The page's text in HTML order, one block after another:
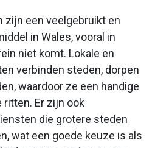
zijn een veelgebruikt en
in Wales, vooral in
niet komt. Lokale en
verbinden steden, dorpen
waardoor ze een handige
Er zijn ook
die grotere steden
wat een goede keuze is als